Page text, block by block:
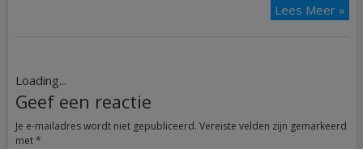
Lees Meer »
Loading...
Geef een reactie
Je e-mailadres wordt niet gepubliceerd. Vereiste velden zijn gemarkeerd
met*